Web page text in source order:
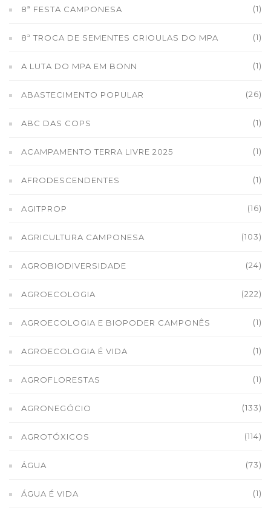
8ª FESTA CAMPONESA (1)
8ª TROCA DE SEMENTES CRIOULAS DO MPA (1)
A LUTA DO MPA EM BONN (1)
ABASTECIMENTO POPULAR (26)
ABC DAS COPS (1)
ACAMPAMENTO TERRA LIVRE 2025 (1)
AFRODESCENDENTES (1)
AGITPROP (16)
AGRICULTURA CAMPONESA (103)
AGROBIODIVERSIDADE (24)
AGROECOLOGIA (222)
AGROECOLOGIA E BIOPODER CAMPONÊS (1)
AGROECOLOGIA É VIDA (1)
AGROFLORESTAS (1)
AGRONEGÓCIO (133)
AGROTÓXICOS (114)
ÁGUA (73)
ÁGUA É VIDA (1)